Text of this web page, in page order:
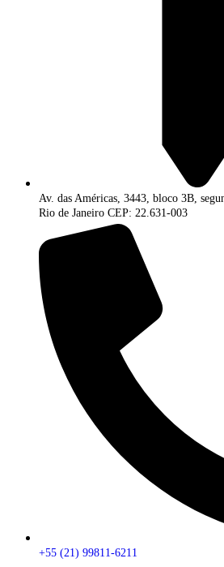
Av. das Américas, 3443, bloco 3B,
Rio de Janeiro CEP: 22.631-003
+55 (21) 99811-6211